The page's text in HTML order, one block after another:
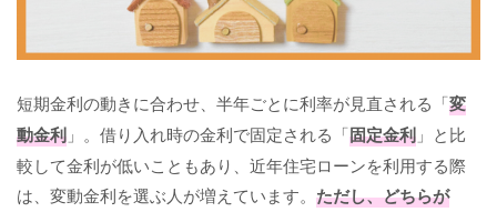
短期金利の動きに合わせ、半年ごとに利率が見直される「変
動金利 」。借り入れ時の金利で固定される「固定金利 」と比
較して金利が低いこともあり、近年住宅ローンを利用する際
は、変動金利を選ぶ人が増えています。 ただし、どちらが